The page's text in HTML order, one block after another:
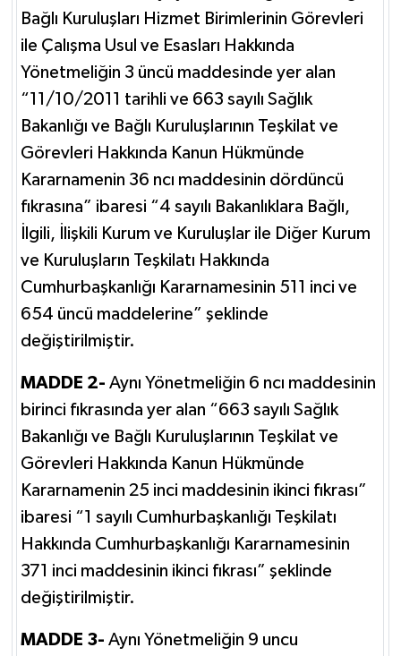
Bağlı Kuruluşları Hizmet Birimlerinin Görevleri
ile Çalışma Usul ve Esasları Hakkında
Yönetmeliğin 3 üncü maddesinde yer alan
“11/10/2011 tarihli ve 663 sayılı Sağlık
Bakanlığı ve Bağlı Kuruluşlarının Teşkilat ve
Görevleri Hakkında Kanun Hükmünde
Kararnamenin 36 ncı maddesinin dördüncü
fıkrasına” ibaresi “4 sayılı Bakanlıklara Bağlı,
İlgili, İlişkili Kurum ve Kuruluşlar ile Diğer Kurum
ve Kuruluşların Teşkilatı Hakkında
Cumhurbaşkanlığı Kararnamesinin 511 inci ve
654 üncü maddelerine” şeklinde
değiştirilmiştir.
MADDE 2-Aynı Yönetmeliğin 6 ncı maddesinin
birinci fıkrasında yer alan “663 sayılı Sağlık
Bakanlığı ve Bağlı Kuruluşlarının Teşkilat ve
Görevleri Hakkında Kanun Hükmünde
Kararnamenin 25 inci maddesinin ikinci fıkrası”
ibaresi “1 sayılı Cumhurbaşkanlığı Teşkilatı
Hakkında Cumhurbaşkanlığı Kararnamesinin
371 inci maddesinin ikinci fıkrası” şeklinde
değiştirilmiştir.
MADDE 3-Aynı Yönetmeliğin 9 uncu